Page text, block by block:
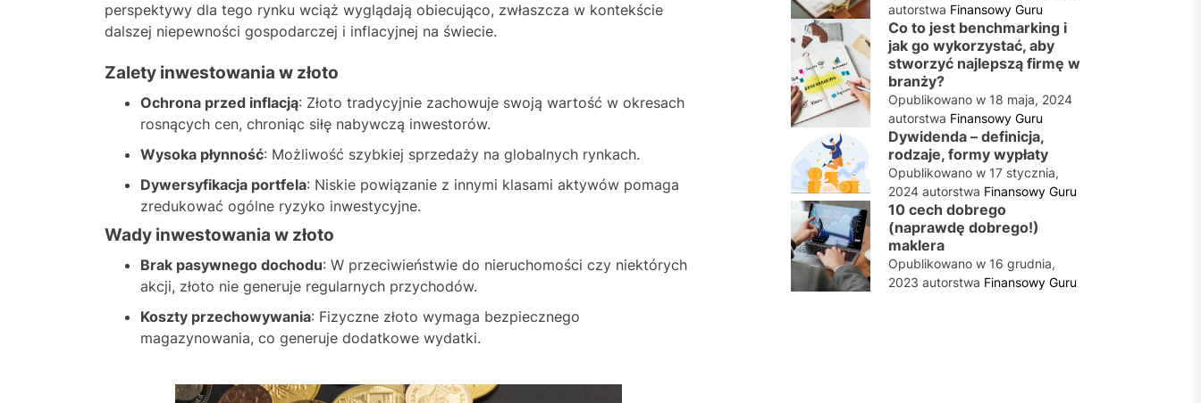
perspektywy dla tego rynku wciąż wyglądają obiecująco, zwłaszcza w kontekście
dalszej niepewności gospodarczej i inflacyjnej na świecie.
Zalety inwestowania w złoto
Ochrona przed inflacją: Złoto tradycyjnie zachowuje swoją wartość w okresach
rosnących cen, chroniąc siłę nabywczą inwestorów.
Wysoka płynność: Możliwość szybkiej sprzedaży na globalnych rynkach.
Dywersyfikacja portfela: Niskie powiązanie z innymi klasami aktywów pomaga
zredukować ogólne ryzyko inwestycyjne.
Wady inwestowania w złoto
Brak pasywnego dochodu: W przeciwieństwie do nieruchomości czy niektórych
akcji, złoto nie generuje regularnych przychodów.
Koszty przechowywania: Fizyczne złoto wymaga bezpiecznego
magazynowania, co generuje dodatkowe wydatki.
autorstwa Finansowy Guru
Co to jest benchmarking i
jak go wykorzystać, aby
stworzyć najlepszą firmę w
branży?
Opublikowano w 18 maja, 2024
autorstwa Finansowy Guru
Dywidenda – definicja,
rodzaje, formy wypłaty
Opublikowano w 17 stycznia,
2024 autorstwa Finansowy Guru
10 cech dobrego
(naprawdę dobrego!)
maklera
Opublikowano w 16 grudnia,
2023 autorstwa Finansowy Guru